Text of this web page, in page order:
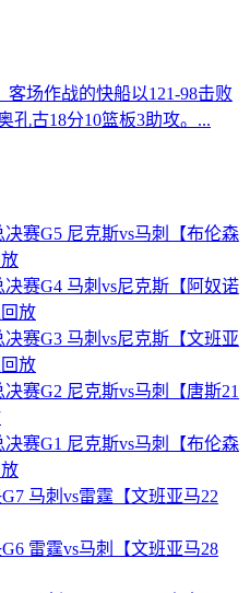
场作战的快船以121-98击败
孔古18分10篮板3助攻。...
决赛G5 尼克斯vs马刺【布伦森
决赛G4 马刺vs尼克斯【阿奴诺
放
决赛G3 马刺vs尼克斯【文班亚
放
赛G2 尼克斯vs马刺【唐斯21
决赛G1 尼克斯vs马刺【布伦森
马刺vs雷霆【文班亚马22
雷霆vs马刺【文班亚马28